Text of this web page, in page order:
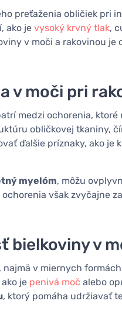
preťaženia obličiek pri
ako je vysoký krvný tlak,
v moči a rakovinou je
v moči pri
medzi ochorenia,
obličkovej tkaniny,
ďalšie príznaky, ako je
myelóm, môžu
však zvyčajne
bielkoviny v
v miernych
je penivá moč alebo
, ktorý pomáha udržiavať